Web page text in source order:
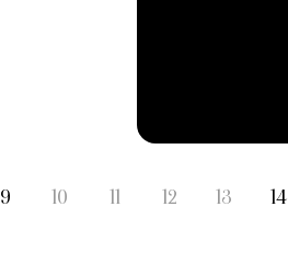
9 10 11 12 13 14